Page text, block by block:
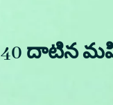
40 దాటిన